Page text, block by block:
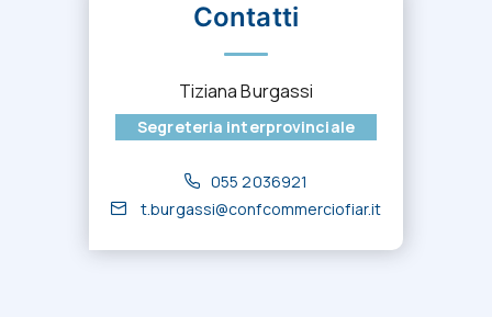
Contatti
Tiziana Burgassi
Segreteria interprovinciale
055 2036921
t.burgassi@confcommerciofiar.it